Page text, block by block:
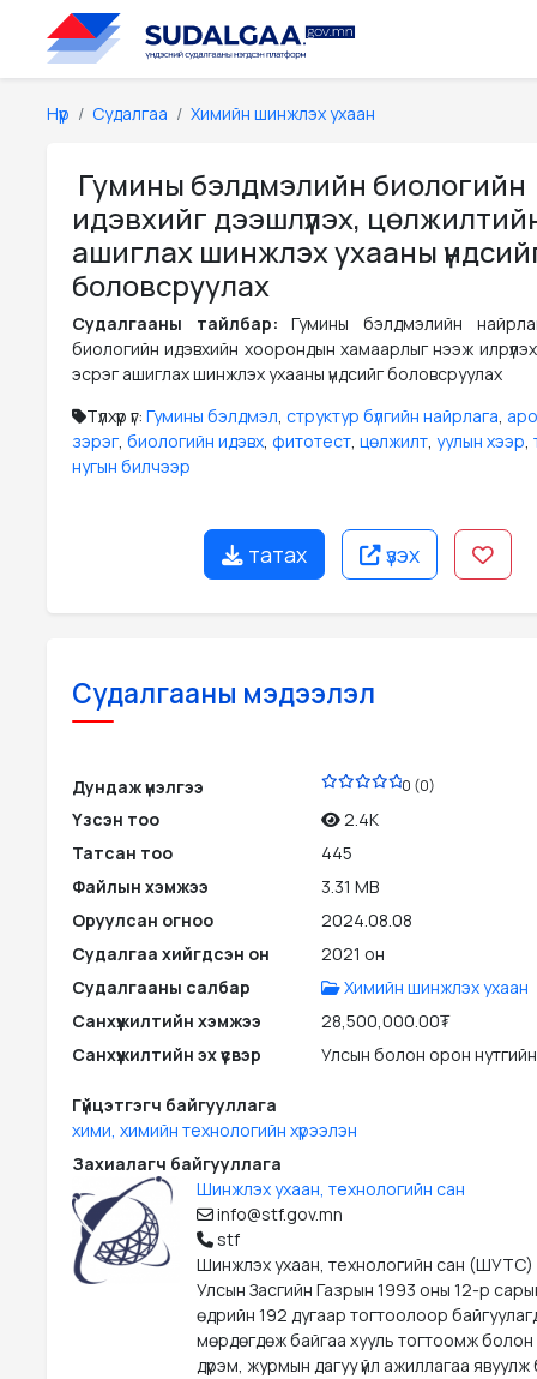
Нүүр Судалгаа Химийн шинжлэх ухаан
Гумины бэлдмэлийн биологийн
идэвхийг дээшлүүлэх,
ашиглах шинжлэх ухааны
боловсруулах
Судалгааны тайлбар:Гумины бэлдмэлийн
биологийн идэвхийн хоорондын хамаарлыг нээж
эсрэг ашиглах шинжлэх ухааны үндсийг боловсруулах
Түлхүүр үг: Гумины бэлдмэл, структур бүлгийн найрлага,
зэрэг, биологийн идэвх, фитотест, цөлжилт, уулын хээр,
нугын билчээр
татах үзэх
Судалгааны мэдээлэл
Дундаж үнэлгээ 0 (0)
Үзсэн тоо
2.4K
Татсан тоо
445
Файлын хэмжээ
3.31 MB
Оруулсан огноо
2024.08.08
Судалгаа хийгдсэн он
2021 он
Судалгааны салбар
Химийн шинжлэх ухаан
Санхүүжилтийн хэмжээ
28,500,000.00₮
Санхүүжилтийн эх үүсвэр
Улсын болон орон
Гүйцэтгэгч байгууллага
хими, химийн технологийн хүрээлэн
Захиалагч байгууллага
Шинжлэх ухаан, технологийн сан
info@stf.gov.mn
stf
Шинжлэх ухаан, технологийн сан
Улсын Засгийн Газрын 1993 оны 12-р
өдрийн 192 дугаар тогтоолоор
мөрдөгдөж байгаа хууль тогтоомж
дүрэм, журмын дагуу үйл ажиллагаа явуулж